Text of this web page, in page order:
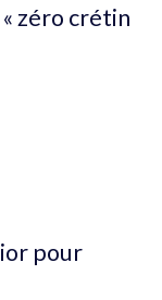
zéro crétin
pour